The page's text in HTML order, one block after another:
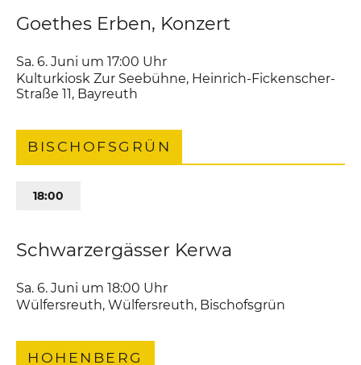
Goethes Erben, Konzert
Sa. 6. Juni um 17:00 Uhr
Kulturkiosk Zur Seebühne, Heinrich-Fickenscher-
Straße 11 Bayreuth
BISCHOFSGRÜN
18:00
Schwarzergässer Kerwa
Sa. 6. Juni um 18:00 Uhr
Wülfersreuth,Wülfersreuth Bischofsgrün
HOHENBERG